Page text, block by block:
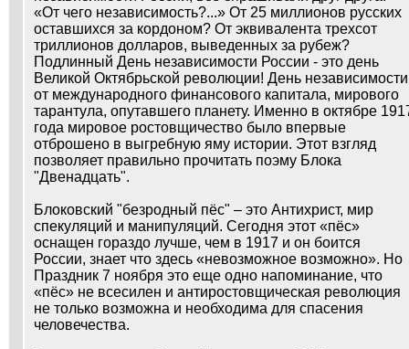
«От чего независимость?...» От 25 миллионов русских
оставшихся за кордоном? От эквивалента трехсот
триллионов долларов, выведенных за рубеж?
Подлинный День независимости России - это день
Великой Октябрьской революции! День независимости
от международного финансового капитала, мирового
тарантула, опутавшего планету. Именно в октябре
года мировое ростовщичество было впервые
отброшено в выгребную яму истории. Этот взгляд
позволяет правильно прочитать поэму Блока
"Двенадцать".
Блоковский "безродный пёс" – это Антихрист, мир
спекуляций и манипуляций. Сегодня этот «пёс»
оснащен гораздо лучше, чем в 1917 и он боится
России, знает что здесь «невозможное возможно». Но
Праздник 7 ноября это еще одно напоминание, что
«пёс» не всесилен и антиростовщическая революция
не только возможна и необходима для спасения
человечества.